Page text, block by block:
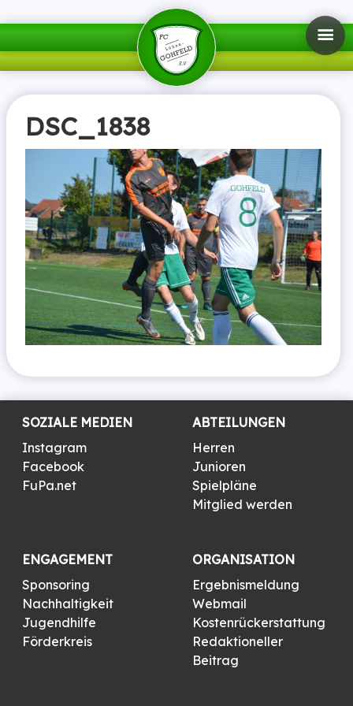
DSC_1838
SOZIALE MEDIEN
Instagram
Facebook
FuPa.net
ABTEILUNGEN
Herren
Junioren
Spielpläne
Mitglied werden
ENGAGEMENT
Sponsoring
Nachhaltigkeit
Jugendhilfe
Förderkreis
ORGANISATION
Ergebnismeldung
Webmail
Kostenrückerstattung
Redaktioneller
Beitrag